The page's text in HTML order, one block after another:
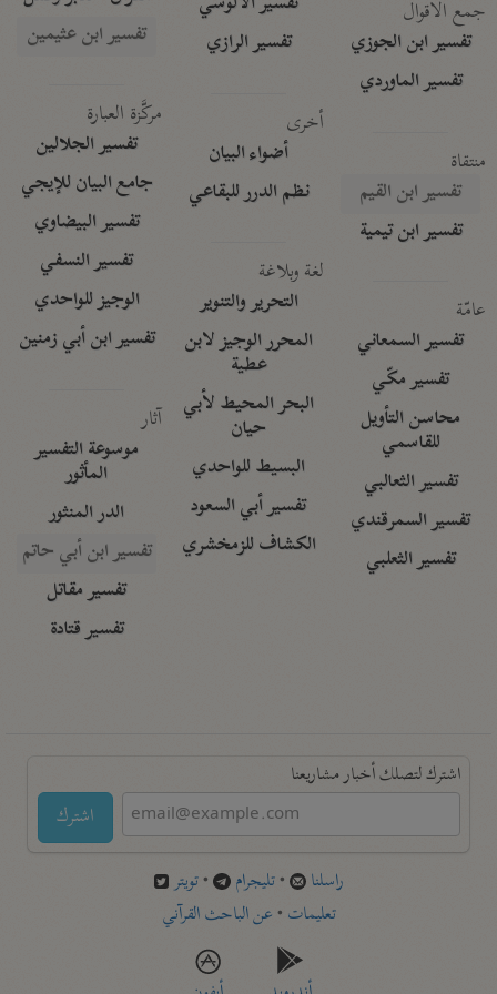
جمع الأقوال
تفسير ابن الجوزي
تفسير الماوردي
منتقاة
تفسير ابن القيم
تفسير ابن تيمية
عامّة
تفسير السمعاني
تفسير مكّي
محاسن التأويل
للقاسمي
تفسير الثعالبي
تفسير السمرقندي
تفسير الثعلبي
تفسير الرازي
أخرى
أضواء البيان
نظم الدرر للبقاعي
لغة وبلاغة
التحرير والتنوير
المحرر الوجيز لابن
عطية
البحر المحيط لأبي
حيان
البسيط للواحدي
تفسير أبي السعود
الكشاف للزمخشري
تفسير ابن عثيمين
مركَّزة العبارة
تفسير الجلالين
جامع البيان للإيجي
تفسير البيضاوي
تفسير النسفي
الوجيز للواحدي
تفسير ابن أبي زمنين
آثار
موسوعة التفسير
المأثور
الدر المنثور
تفسير ابن أبي حاتم
تفسير مقاتل
تفسير قتادة
اشترك لتصلك أخبار مشاريعنا
اشترك
راسلنا •تليجرام •تويتر
تعليمات •عن الباحث القرآني